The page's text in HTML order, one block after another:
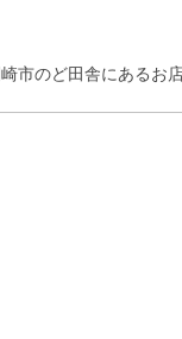
市のど田舎にあるお